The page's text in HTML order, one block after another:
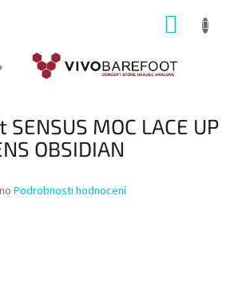
MOC LACE UP
OBSIDIAN
Podrobnosti hodnocení